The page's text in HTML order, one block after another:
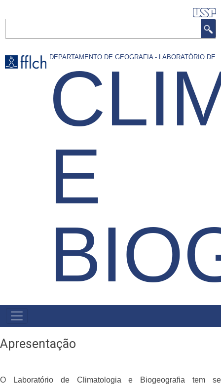
para
principal
DEPARTAMENTO DE GEOGRAFIA - LABORATÓRIO DE
E
NAVEGAÇÃO
PRINCIPAL
Apresentação
O Laboratório de Climatologia e Biogeografia tem se